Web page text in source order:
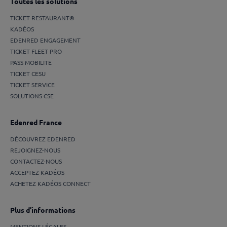
TICKET RESTAURANT®
KADÉOS
EDENRED ENGAGEMENT
TICKET FLEET PRO
PASS MOBILITE
TICKET CESU
TICKET SERVICE
SOLUTIONS CSE
Edenred France
DÉCOUVREZ EDENRED
REJOIGNEZ-NOUS
CONTACTEZ-NOUS
ACCEPTEZ KADÉOS
ACHETEZ KADÉOS CONNECT
Plus d’informations